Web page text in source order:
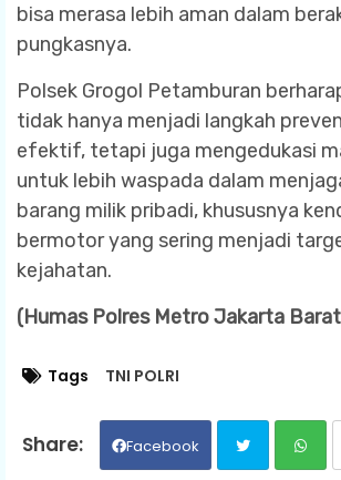
bisa merasa lebih aman dalam
pungkasnya.
Polsek Grogol Petamburan
tidak hanya menjadi langkah
efektif, tetapi juga mengedukasi
untuk lebih waspada dalam
barang milik pribadi, khususnya
bermotor yang sering menjadi
kejahatan.
(Humas Polres Metro Jakarta
Tags TNI POLRI
Facebook